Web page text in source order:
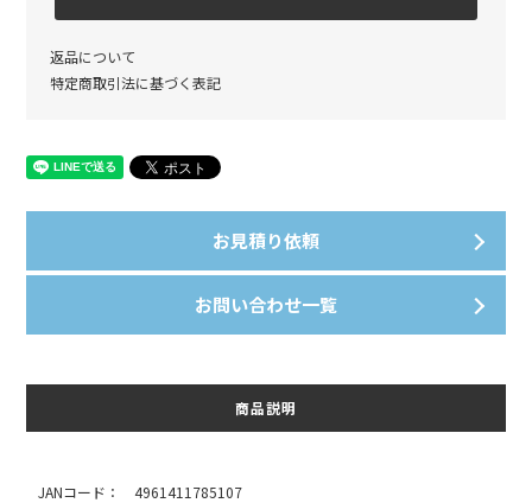
返品について
特定商取引法に基づく表記
お見積り依頼
お問い合わせ一覧
商品説明
JANコード： 4961411785107